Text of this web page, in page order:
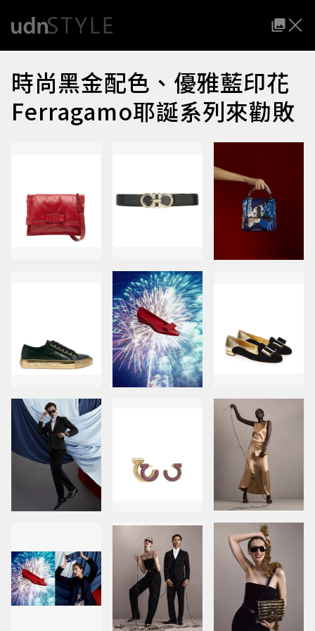
時尚黑金配色、優雅藍印花
Ferragamo耶誕系列來勸敗